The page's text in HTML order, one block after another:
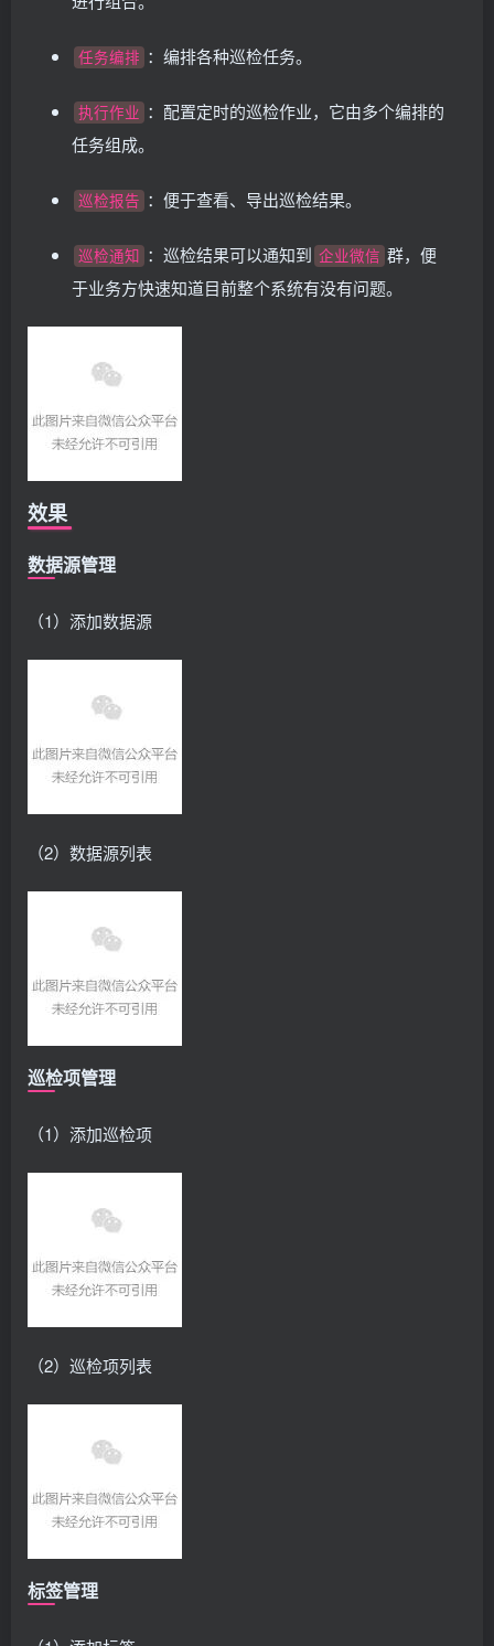
任务编排 ：编排各种巡检任务。
执行作业 ：配置定时的巡检作业，它由多个编排的
任务组成。
巡检报告 ：便于查看、导出巡检结果。
巡检通知 ：巡检结果可以通知到 企业微信 群，便
于业务方快速知道目前整个系统有没有问题。
效果
数据源管理
（1）添加数据源
（2）数据源列表
巡检项管理
（1）添加巡检项
（2）巡检项列表
标签管理